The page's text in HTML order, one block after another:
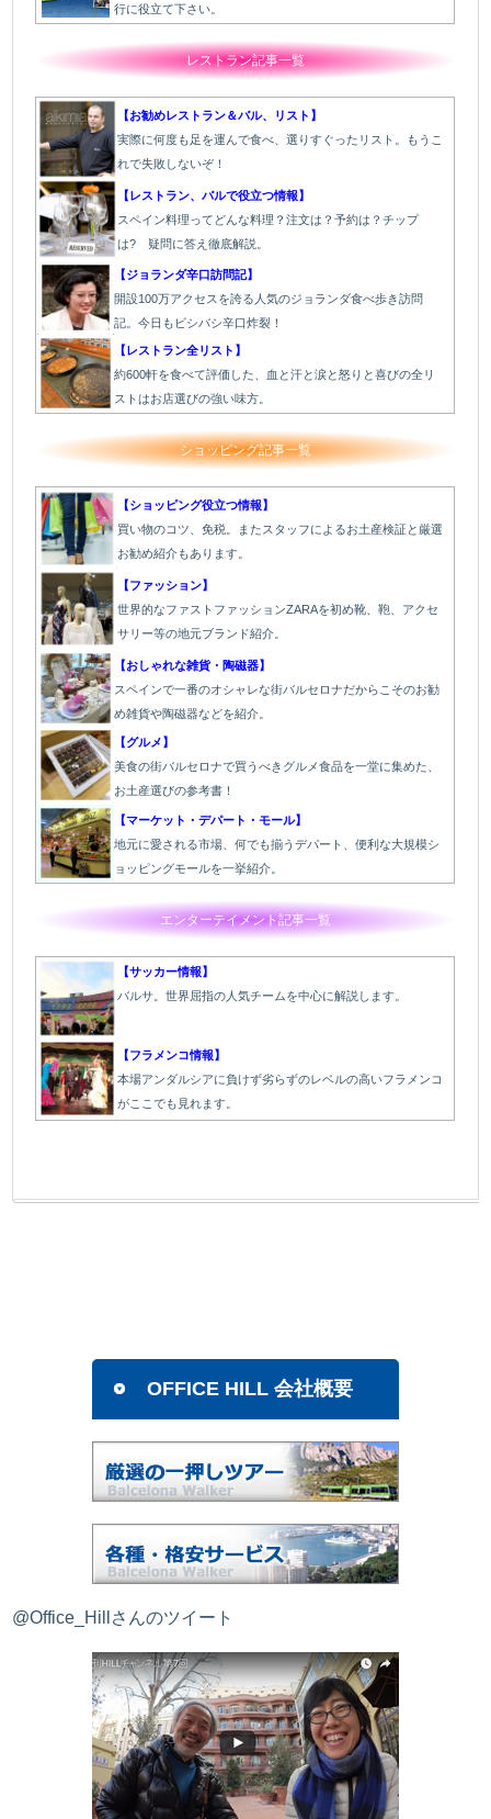
行に役立て下さい。
レストラン記事一覧
【お勧めレストラン＆バル、リスト】
実際に何度も足を運んで食べ、選りすぐったリスト。もうこ
れで失敗しないぞ！
【レストラン、バルで役立つ情報】
スペイン料理ってどんな料理？注文は？予約は？チップ
は? 疑問に答え徹底解説。
【ジョランダ辛口訪問記】
開設100万アクセスを誇る人気のジョランダ食べ歩き訪問
記。今日もビシバシ辛口炸裂！
【レストラン全リスト】
約600軒を食べて評価した、血と汗と涙と怒りと喜びの全リ
ストはお店選びの強い味方。
ショッピング記事一覧
【ショッピング役立つ情報】
買い物のコツ、免税。またスタッフによるお土産検証と厳選
お勧め紹介もあります。
【ファッション】
世界的なファストファッションZARAを初め靴、鞄、アクセ
サリー等の地元ブランド紹介。
【おしゃれな雑貨・陶磁器】
スペインで一番のオシャレな街バルセロナだからこそのお勧
め雑貨や陶磁器などを紹介。
【グルメ】
美食の街バルセロナで買うべきグルメ食品を一堂に集めた、
お土産選びの参考書！
【マーケット・デパート・モール】
地元に愛される市場、何でも揃うデパート、便利な大規模シ
ョッピングモールを一挙紹介。
エンターテイメント記事一覧
【サッカー情報】
バルサ。世界屈指の人気チームを中心に解説します。
【フラメンコ情報】
本場アンダルシアに負けず劣らずのレベルの高いフラメンコ
がここでも見れます。
OFFICE HILL 会社概要
@Office_Hillさんのツイート